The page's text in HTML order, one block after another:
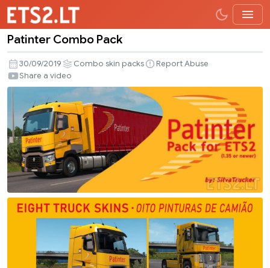
Combo
Pack
Patinter Combo Pack
30/09/2019 Combo skin packs
Report Abuse
Share a video